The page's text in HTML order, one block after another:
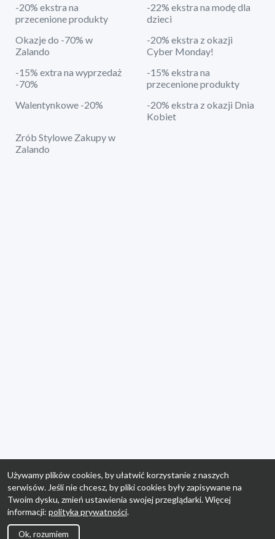
-20% ekstra na
przecenione produkty
-22% ekstra na modę dla
dzieci
Okazje do -70% w
Zalando
-20% ekstra z okazji
Cyber Monday!
-15% extra na wyprzedaż
-70%
-15% ekstra na
przecenione produkty
Walentynkowe -20%
-20% ekstra z okazji Dnia
Kobiet
Zrób Stylowe Zakupy w
Zalando
Używamy plików cookies, by ułatwić korzystanie z naszych
serwisów. Jeśli nie chcesz, by pliki cookies były zapisywane na
Twoim dysku, zmień ustawienia swojej przeglądarki. Więcej
informacji: polityka prywatności.
Ok, rozumiem